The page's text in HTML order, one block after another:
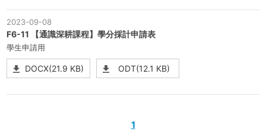
2023-09-08
F6-11 【通識深耕課程】學分採計申請表
學生申請用
DOCX(21.9 KB) ODT(12.1 KB)
1